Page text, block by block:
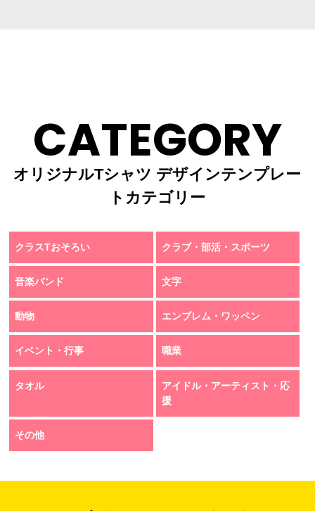
CATEGORY
オリジナルTシャツ デザインテンプレー
トカテゴリー
クラスTおそろい クラブ・部活・スポーツ
音楽バンド 文字
動物 エンブレム・ワッペン
イベント・行事 職業
タオル
アイドル・アーティスト・応
援
その他